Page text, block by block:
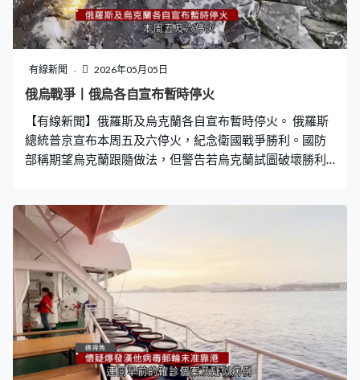
有線新聞 2026年05月05日
俄烏戰爭丨俄烏各自宣布暫時停火
【有線新聞】俄羅斯及烏克蘭各自宣布暫時停火。 俄羅斯
總統普京宣布本周五及六停火，紀念衛國戰爭勝利。國防
部稱期望烏克蘭跟隨做法，但警告若烏克蘭試圖破壞勝利
明結束時間。他在亞美尼亞參與歐洲政治共同體峰會期間
提到，烏克蘭無人機可能在俄羅斯勝利日閱兵期間飛越上
空。